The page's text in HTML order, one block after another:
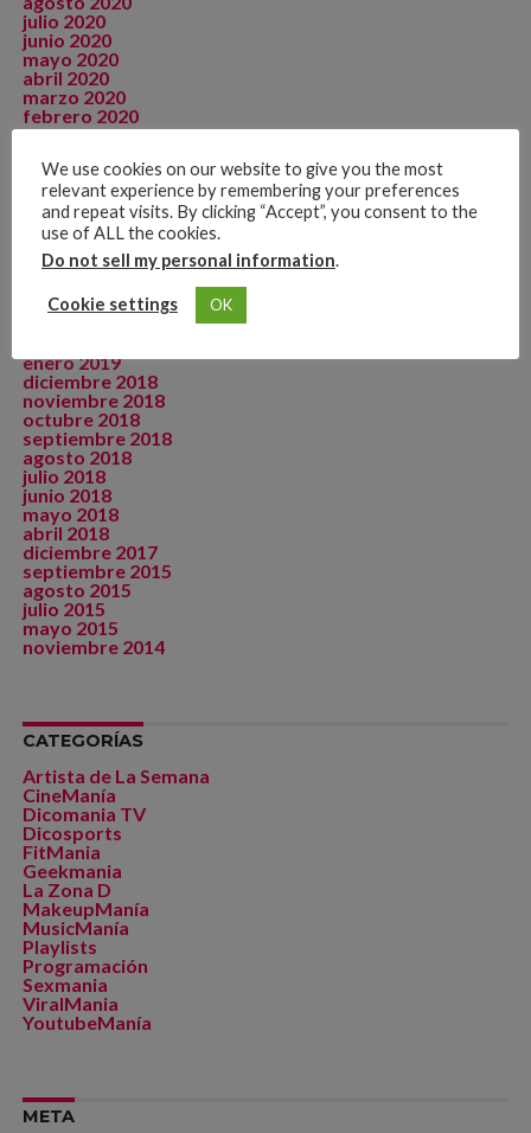
julio 2020
junio 2020
mayo 2020
abril 2020
marzo 2020
febrero 2020
enero 2020
noviembre 2019
octubre 2019
septiembre 2019
agosto 2019
julio 2019
junio 2019
abril 2019
enero 2019
diciembre 2018
noviembre 2018
octubre 2018
septiembre 2018
agosto 2018
julio 2018
junio 2018
mayo 2018
abril 2018
diciembre 2017
septiembre 2015
agosto 2015
julio 2015
mayo 2015
noviembre 2014
CATEGORÍAS
Artista de La Semana
CineManía
Dicomania TV
Dicosports
FitMania
Geekmania
La Zona D
MakeupManía
MusicManía
Playlists
Programación
Sexmania
ViralMania
YoutubeManía
META
We use cookies on our website to give you the most
relevant experience by remembering your preferences
and repeat visits. By clicking “Accept”, you consent to the
use of ALL the cookies.
Do not sell my personal information.
Cookie settings OK